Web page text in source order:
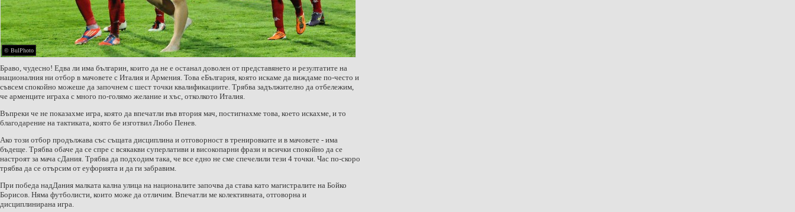
© BulPhoto
Браво, чудесно! Едва ли има българин, които да не е ос­танал доволен от предста­вянето и резултатите на
националния ни отбор в мачовете с Италия и Арме­ния. Това еБългария, която искаме да виждаме по-чес­то и
съвсем спокойно можеше да започнем с шест точки квалификациите. Трябва задължително да отбележим,
че арменците играха с много по-голямо желание и хъс, отколкото Италия.
Въпреки че не показахме игра, която да впечатли във втория мач, постиг­нахме това, което исках­ме, и то
благодарение на тактиката, която бе изготвил Любо Пенев.
Ако този отбор продъл­жава със същата дисципли­на и отговорност в трени­ровките и в мачовете - има
бъдеще. Трябва обаче да се спре с всякакви супер­лативи и високопарни фра­зи и всички спокойно да се
настроят за мача сДания. Трябва да подходим така, че все едно не сме спечели­ли тези 4 точки. Час по-ско­ро
трябва да се отърсим от еуфорията и да ги заб­равим.
При победа надДания малката кална улица на на­ционалите започва да ста­ва като магистралите на Бойко
Борисов. Няма футболисти, които може да отличим. Впечатли ме ко­лективната, отговорна и
дисциплинирана игра.